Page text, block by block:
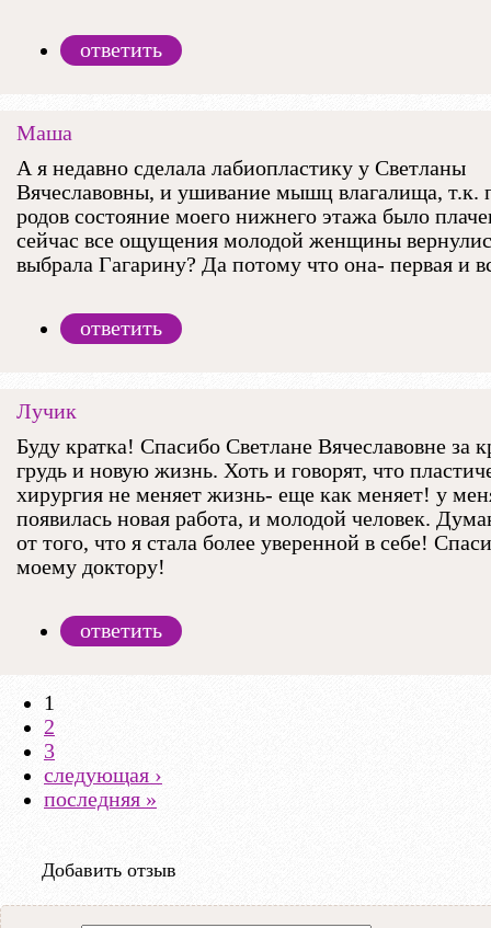
ответить
Маша
А я недавно сделала лабиопластику у Светланы
Вячеславовны, и ушивание мышц влагалища, т.к.
родов состояние моего нижнего этажа было
сейчас все ощущения молодой женщины
выбрала Гагарину? Да потому что она- первая и
ответить
Лучик
Буду кратка! Спасибо Светлане Вячеславовне за
грудь и новую жизнь. Хоть и говорят, что
хирургия не меняет жизнь- еще как меняет! у
появилась новая работа, и молодой человек.
от того, что я стала более уверенной в себе!
моему доктору!
ответить
Страницы
1
2
3
следующая ›
последняя »
Добавить отзыв